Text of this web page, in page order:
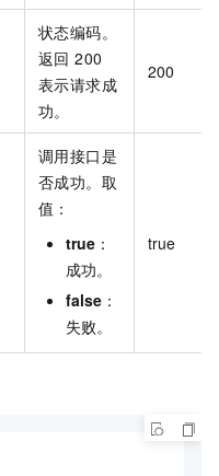
状态编码。
返回 200
表示请求成
功。
200
调用接口是
否成功。取
值：
true ：
成功。
false ：
失败。
true